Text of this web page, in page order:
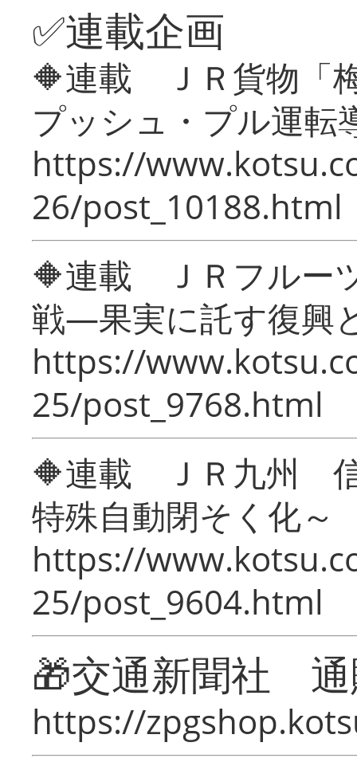
✅連載企画
🔶連載 ＪＲ貨物「
プッシュ・プル運転
https://
26/post_10188.html
🔶連載 ＪＲフルー
戦―果実に託す復興
https://
25/post_9768.html
🔶連載 ＪＲ九州 信
特殊自動閉そく化～
https://
25/post_9604.html
🎁交通新聞社
https://